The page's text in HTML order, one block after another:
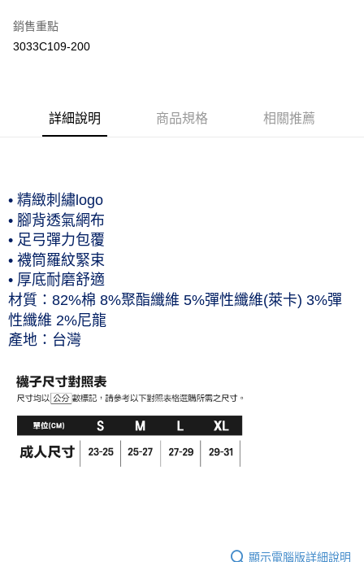
國泰世華商業銀行
臺灣中小企業銀行
玉山商業銀行
星展（台灣）商業銀行
台新國際商業銀行
運送方式
付款後全家取貨(僅限台灣本島，離島恕不配送) 預計5-7個工
付款後萊爾富取貨(僅限台灣本島，離島恕不配送) 預計5-7個
付款後7-11取貨(僅限台灣本島，離島恕不配送) 預計5-7個工
作天到貨
每筆NT$60，滿NT$1,000(含以上)免運費
黑貓宅急便 (僅限台灣本島，離島恕不配送) 預計2-3個工作天到貨
每筆NT$120，滿NT$1,500(含以上)免運費
銷售重點
3033C109-200
詳細說明 商品規格 相關推薦
• 精緻刺繡logo
• 腳背透氣網布
• 足弓彈力包覆
• 襪筒羅紋緊束
• 厚底耐磨舒適
材質：82%棉 8%聚酯纖維 5%彈性纖維(萊卡) 3%彈
性纖維 2%尼龍
產地：台灣
顯示電腦版詳細說明